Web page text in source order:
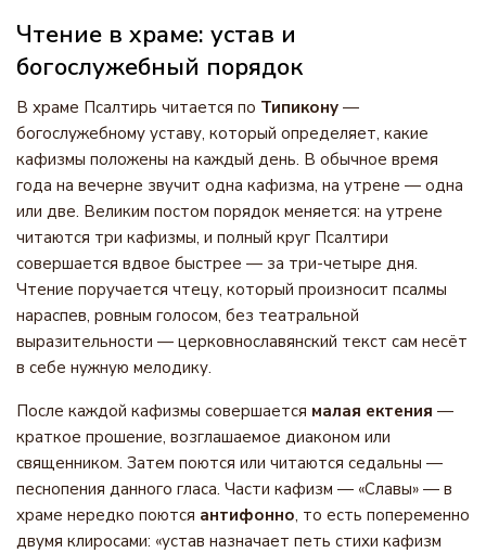
Чтение в храме: устав и
богослужебный порядок
В храме Псалтирь читается по Типикону —
богослужебному уставу, который определяет, какие
кафизмы положены на каждый день. В обычное время
года на вечерне звучит одна кафизма, на утрене — одна
или две. Великим постом порядок меняется: на утрене
читаются три кафизмы, и полный круг Псалтири
совершается вдвое быстрее — за три-четыре дня.
Чтение поручается чтецу, который произносит псалмы
нараспев, ровным голосом, без театральной
выразительности — церковнославянский текст сам несёт
в себе нужную мелодику.
После каждой кафизмы совершается малая ектения —
краткое прошение, возглашаемое диаконом или
священником. Затем поются или читаются седальны —
песнопения данного гласа. Части кафизм — «Славы» — в
храме нередко поются антифонно, то есть попеременно
двумя клиросами: «устав назначает петь стихи кафизм